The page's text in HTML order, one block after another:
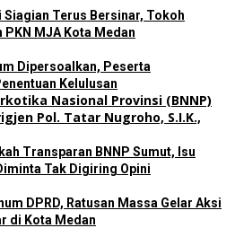
Siagian Terus Bersinar, Tokoh
MJA Kota Medan
Dipersoalkan, Peserta
Kelulusan
Transparan BNNP Sumut, Isu
Tak Digiring Opini
DPRD, Ratusan Massa Gelar Aksi
di Kota Medan